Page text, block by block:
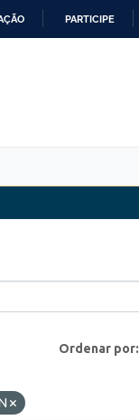
PARTICIPE
Ordenar por